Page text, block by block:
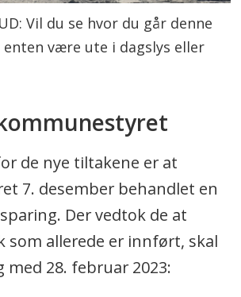
Vil du se hvor du går denne
være ute i dagslys eller
de nye tiltakene er at
7. desember behandlet en
Der vedtok de at
som allerede er innført, skal
28. februar 2023: